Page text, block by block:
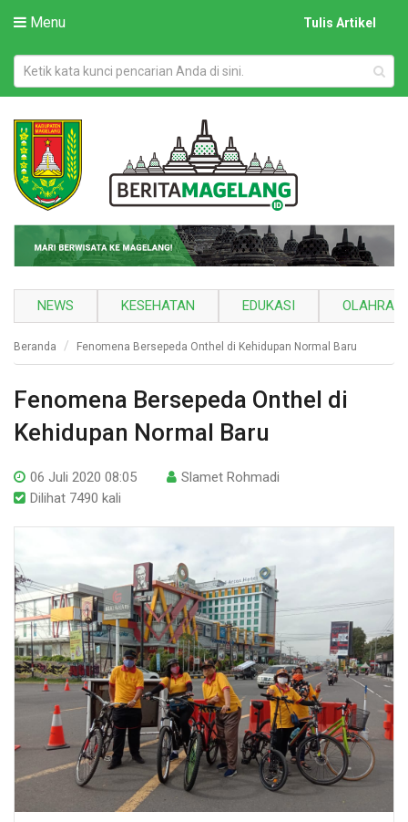
Menu Tulis Artikel
NEWS KESEHATAN EDUKASI
Beranda Fenomena Bersepeda Onthel di Kehidupan Normal Baru
Fenomena Bersepeda Onthel di
Kehidupan Normal Baru
06 Juli 2020 08:05
Slamet Rohmadi
Dilihat 7490 kali